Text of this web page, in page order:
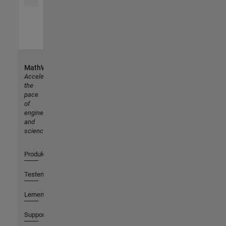
MathWorks
Accelerating
the
pace
of
engineering
and
science
Produkte
Testen oder Kaufen
Lernen
Support